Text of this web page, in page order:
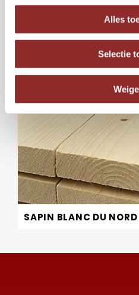
Alles
Selectie
Produits
SAPIN BLANC DU NORD